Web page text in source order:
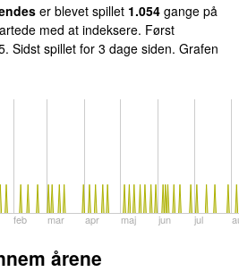
er blevet spillet 1.054 gange på
med at indeksere. Først
. Sidst spillet for 3 dage siden. Grafen
feb mar apr maj jun jul
årene